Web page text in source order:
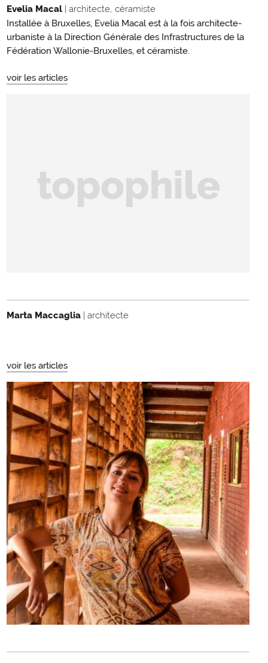
Evelia Macal | architecte, céramiste
Installée à Bruxelles, Evelia Macal est à la fois architecte-
urbaniste à la Direction Générale des Infrastructures de la
Fédération Wallonie-Bruxelles, et céramiste.
voir les articles
Marta Maccaglia | architecte
voir les articles